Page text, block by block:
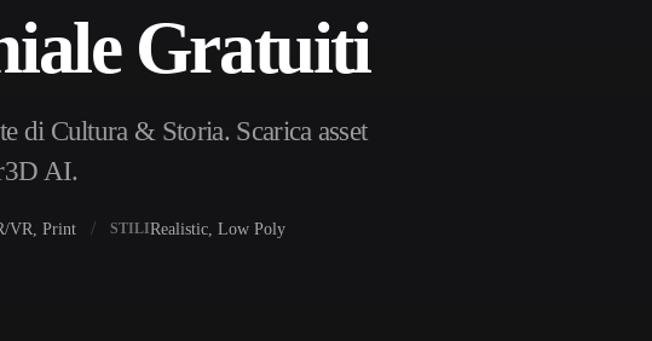
Generatore Video IA
Crea video da testo o immagini con l'AI.
a 3D
Gratuiti
di Cultura & Storia. Scarica asset
AI.
VR, Print STILIRealistic, Low Poly